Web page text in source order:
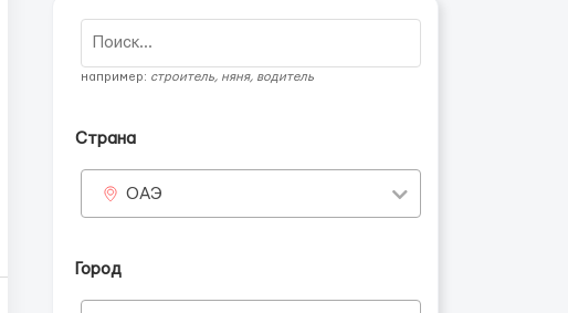
например: строитель, няня, водитель
Страна
ОАЭ
Город